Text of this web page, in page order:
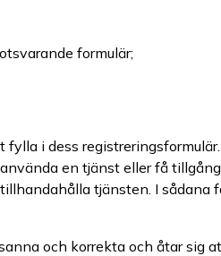
formulär;
i dess
en tjänst eller få
tjänsten. I
och korrekta och åtar sig